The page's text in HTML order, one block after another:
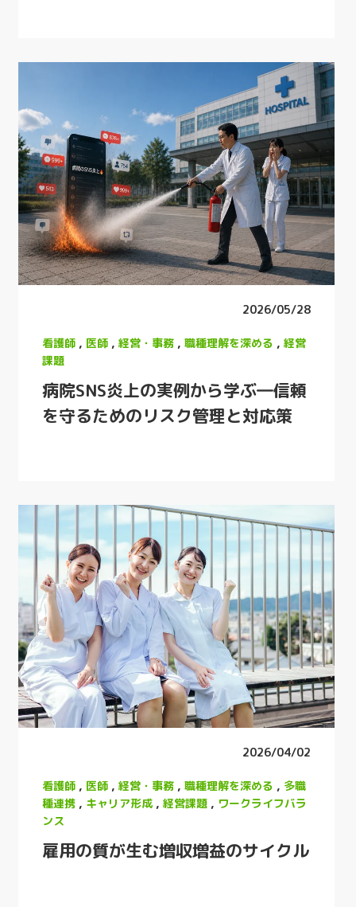
2026/05/28
看護師 , 医師 , 経営・事務 , 職種理解を深める , 経営
課題
病院SNS炎上の実例から学ぶ―信頼
を守るためのリスク管理と対応策
2026/04/02
看護師 , 医師 , 経営・事務 , 職種理解を深める , 多職
種連携 , キャリア形成 , 経営課題 , ワークライフバラ
ンス
雇用の質が生む増収増益のサイクル